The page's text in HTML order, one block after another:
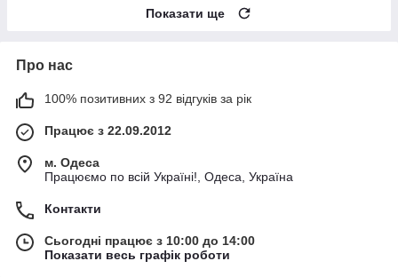
Показати ще
Про нас
100% позитивних з 92 відгуків за рік
Працює з 22.09.2012
м. Одеса
Працюємо по всій Україні!, Одеса, Україна
Контакти
Сьогодні працює з 10:00 до 14:00
Показати весь графік роботи